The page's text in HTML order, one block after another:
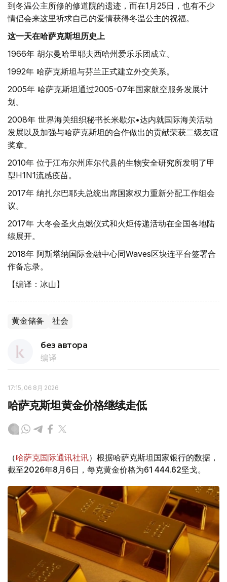
到冬温公主所修的修道院的遗迹，而在1月25日，也有不少
情侣会来这里祈求自己的爱情获得冬温公主的祝福。
这一天在哈萨克斯坦历史上
1966年 胡尔曼哈里耶夫西哈州爱乐乐团成立。
1992年 哈萨克斯坦与芬兰正式建立外交关系。
2005年 哈萨克斯坦通过2005-07年国家航空服务发展计
划。
2008年 世界海关组织秘书长米歇尔•达内就国际海关活动
发展以及加强与哈萨克斯坦的合作做出的贡献荣获二级友谊
奖章。
2010年 位于江布尔州库尔代县的生物安全研究所发明了甲
型H1N1流感疫苗。
2017年 纳扎尔巴耶夫总统出席国家权力重新分配工作组会
议。
2017年 大冬会圣火点燃仪式和火炬传递活动在全国各地陆
续展开。
2018年 阿斯塔纳国际金融中心同Waves区块连平台签署合
作备忘录。
【编译：冰山】
黄金储备 社会
без автора
编译
17:15, 06 8月 2026
哈萨克斯坦黄金价格继续走低
（哈萨克国际通讯社讯）根据哈萨克斯坦国家银行的数据，
截至2026年8月6日，每克黄金价格为61 444.62坚戈。